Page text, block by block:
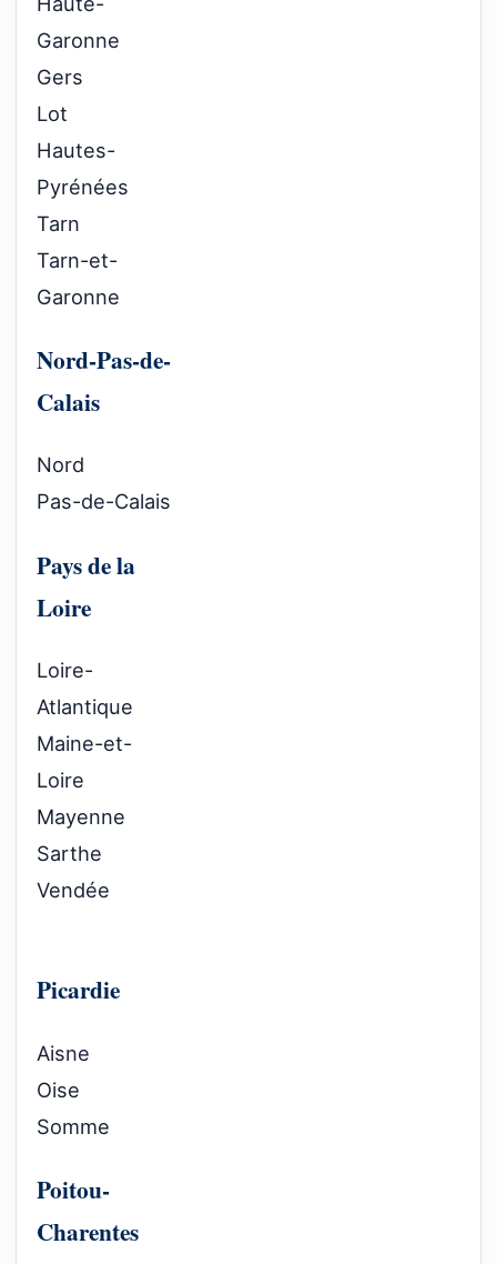
Garonne
Gers
Lot
Hautes-
Pyrénées
Tarn
Tarn-et-
Garonne
Nord-Pas-de-
Calais
Nord
Pas-de-Calais
Pays de la
Loire
Loire-
Atlantique
Maine-et-
Loire
Mayenne
Sarthe
Vendée
Picardie
Aisne
Oise
Somme
Poitou-
Charentes